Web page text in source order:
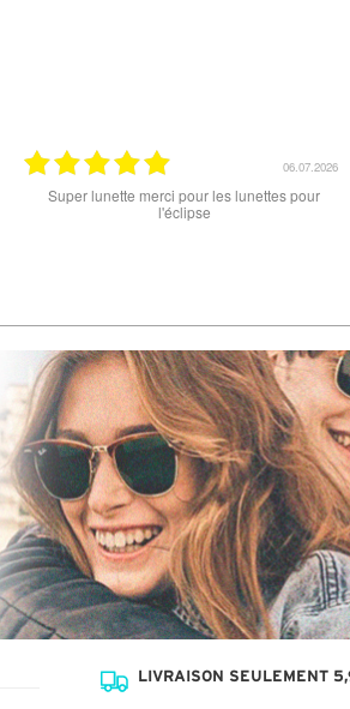
12.06.2026
super les lunettes, très cool, merci
LIVRAISON SEULEMENT